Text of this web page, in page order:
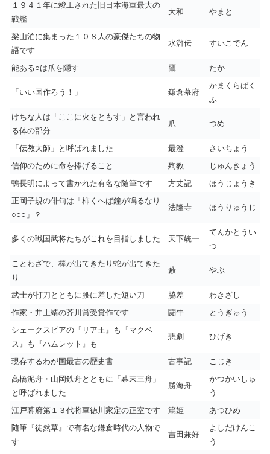
１９４１年に竣工された旧日本海軍最大の
戦艦
大和 やまと
梁山泊に集まった１０８人の豪傑たちの物
語です
水滸伝 すいこでん
能ある○は爪を隠す 鷹 たか
「いい国作ろう！」 鎌倉幕府
かまくらばく
ふ
けちな人は「ここに火をともす」と言われ
る体の部分
爪 つめ
「伝教大師」と呼ばれました 最澄
さいちょう
信仰のために命を捧げること
殉教
じゅんきょう
鴨長明によって書かれた有名な随筆です
方丈記
ほうじょうき
正岡子規の俳句は「柿くへば鐘が鳴るなり
○○○」？
法隆寺 ほうりゅうじ
多くの戦国武将たちがこれを目指しました 天下統一
てんかとうい
つ
ことわざで、棒が出てきたり蛇が出てきた
り
藪 やぶ
武士が打刀とともに腰に差した短い刀 脇差
わきざし
作家・井上靖の芥川賞受賞作です
闘牛
とうぎゅう
シェークスピアの『リア王』も『マクベ
ス』も『ハムレット』も
悲劇 ひげき
現存するわが国最古の歴史書 古事記
こじき
高橋泥舟・山岡鉄舟とともに「幕末三舟」
と呼ばれました
勝海舟
かつかいしゅ
う
江戸幕府第１３代将軍徳川家定の正室です
篤姫
あつひめ
随筆『徒然草』で有名な鎌倉時代の人物で
す
吉田兼好
よしだけんこ
う